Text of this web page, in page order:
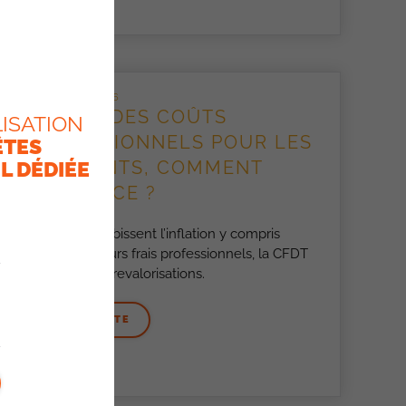
8 JUILLET 2026
HAUSSE DES COÛTS
PROFESSIONNELS POUR LES
ITINÉRANTS, COMMENT
FAIRE FACE ?
Les salariés subissent l’inflation y compris
concernant leurs frais professionnels, la CFDT
demande des revalorisations.
LIRE LA SUITE
DÉDIÉE